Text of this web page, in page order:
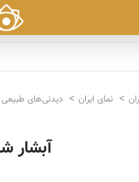
نمای ایران دیدنی‌های طبیعی
آبشار